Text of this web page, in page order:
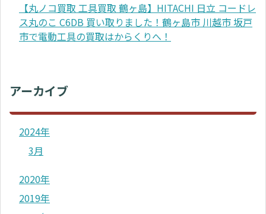
【丸ノコ買取 工具買取 鶴ヶ島】HITACHI 日立 コードレ
ス丸のこ C6DB 買い取りました！鶴ヶ島市 川越市 坂戸
市で電動工具の買取はからくりへ！
アーカイブ
2024年
3月
2020年
2019年